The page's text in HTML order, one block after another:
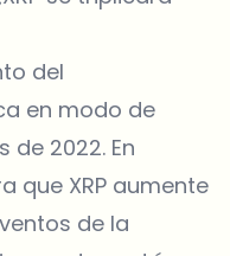
del
en modo de
2022. En
que XRP aumente
de la